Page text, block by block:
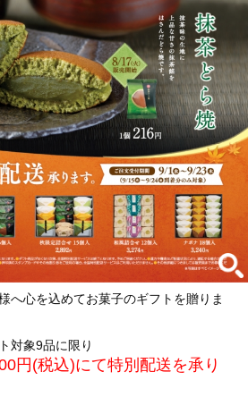
へ心を込めてお菓子のギフトを贈りま
対象9品に限り
円(税込)にて特別配送を承り